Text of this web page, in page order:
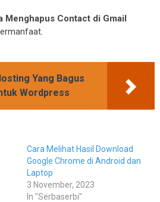
Menghapus Contact di Gmail
Yang Bagus
Wordpress
Cara Melihat Hasil Download
Google Chrome di Android dan
Laptop
3 November, 2023
In "Serbaserbi"